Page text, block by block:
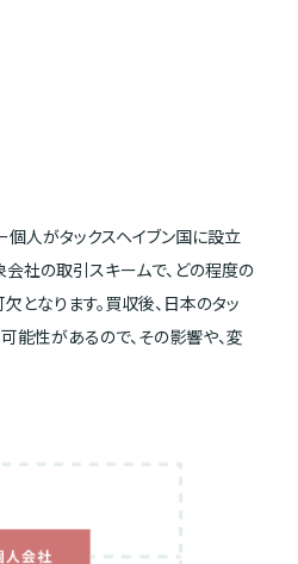
個人がタックスヘイブン国に設立
社の取引スキームで、どの程度の
なります。買収後、日本のタッ
性があるので、その影響や、変